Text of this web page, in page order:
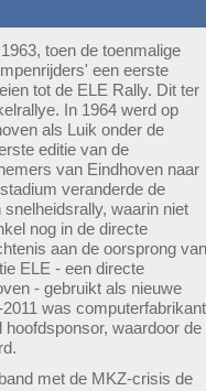
toen de toenmalige
een eerste
tot de ELE Rally. Dit ter
In 1964 werd op
als Luik onder de
editie van de
van Eindhoven naar
veranderde de
waarin niet
nog in de directe
aan de oorsprong van
ELE - een directe
- gebruikt als nieuwe
was computerfabrikant
waardoor de
met de MKZ-crisis de